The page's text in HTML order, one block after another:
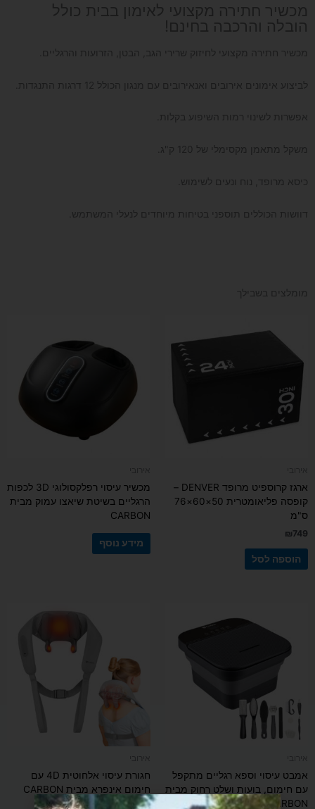
מכשיר חתירה מקצועי לאימון בבית כולל
הובלה והרכבה בחינם!
מכשיר חתירה מקצועי לחיזוק שרירי הגב, הבטן, הזרועות והרגליים.
לביצוע אימונים אירובים ואנאירובים עם מנגון הכולל 12 דרגות התנגדות.
אפשרות לשינוי רמות השיפוע בקלות.
משקל מתאמן מקסימלי של 120 ק"ג.
כיסא מרופד, נוח ונעים לשימוש.
דוושות הכוללים תוספני בטיחות מיוחדים לנעלי המשתמש.
מומלצים בשבילך
ארגז קרוספיט מרופד DENVER –
קופסה פליאומטרית 50×60×76
ס"מ
₪749
הוספה לסל
מכשיר עיסוי רפלקסולוגי 3D לכפות
הרגליים בשיטת שיאצו עמוק מבית
CARBON
מידע נוסף
אמבט עיסוי וספא רגליים מתקפל
עם חימום, בועות ושלט רחוק מבית
CARBON
חגורת עיסוי אלחוטית 4D עם
חימום אינפרא מבית CARBON